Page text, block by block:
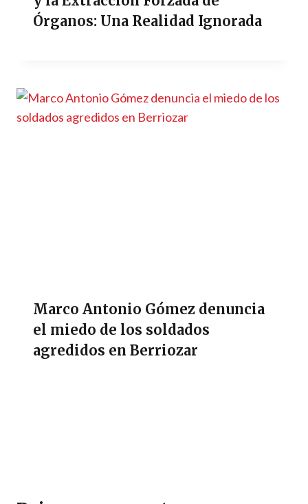
Órganos: Una Realidad Ignorada
Marco Antonio Gómez denuncia
el miedo de los soldados
agredidos en Berriozar